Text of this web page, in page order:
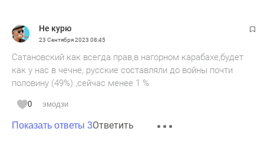
Не курю
23 Сентября 2023 08:45
Сатановский как всегда прав,в нагорном карабахе,будет
как у нас в чечне, русские составляли до войны почти
половину (49%) ,сейчас менее 1 %
0 эмодзи
Показать ответы 3Ответить